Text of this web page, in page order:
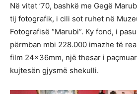
Në vitet ’70, bashkë me Gegë
tij fotografik, i cili sot ruhet në
Fotografisë “Marubi”. Ky fond, i
përmban mbi 228.000 imazhe të
film 24x36mm, një thesar i
kujtesën gjysmë shekulli.